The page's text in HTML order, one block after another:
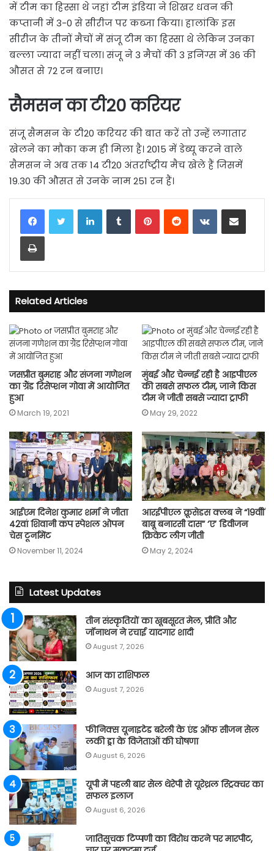
में टीम का हिस्सा थे जहां टीम इंडिया ने शिखर धवन की
कप्तानी में 3-0 से सीरीज पर कब्जा किया। हालांकि इस
सीरीज के तीनों मैचों में संजू टीम का हिस्सा थे लेकिन उनका
बल्ला ज्यादा नहीं चला। संजू ने 3 मैचों की 3 इनिंग्स में 36 की
औसत से 72 रन बनाए।
सैमसन का टी20 करियर
संजू सैमसन के टी20 करियर की बात करें तो उन्हें लगातार
खेलने का मौका कम ही मिला है। 2015 में डेब्यू करने वाले
सैमसन ने अब तक 14 टी20 अंतर्राष्ट्रीय मैच खेले हैं जिसमें
19.30 की औसत से उनके नाम 251 रन हैं।
LinkedInTumblrPinterestReddit VKontakteShare via Email
Print
Related Articles
जसप्रीत बुमराह और संजना गणेशन
का ग्रैंड रिसेप्शन गोवा में आयोजित
हुआ
March 19, 2021
मुंबई और चेन्नई रही है आइपीएल
की सबसे सफल टीम, जाने किस
टीम ने जीती सबसे ज्यादा ट्राफी
May 29, 2022
आईएम दिनेश कुमार शर्मा ने जीता
42वां शिवानी कप स्पेशल ओपन
चेस टूर्नामेंट
November 11, 2024
आरईपीएल क्रूसेडस क्लब ने “19वीीं
बाबू बनारसी दास” ‘ए’ डिवीजन
क्रिकेट लीग जीती
May 2, 2024
Latest Updates
तीन संस्कृतियों का खूबसूरत मेल, प्रीति और
जॉनाथन ने रचाई यादगार शादी
August 7, 2026
आज का राशिफल
August 7, 2026
फीनिक्स यूनाइटेड बरेली के एंड ऑफ सीजन सेल
लकी ड्रा के विजेताओं की घोषणा
August 6, 2026
यूपी में पहली बार सेल थेरेपी से यूरेथ्रल स्ट्रिक्चर का
सफल इलाज
August 6, 2026
जातिसूचक टिप्पणी का विरोध करने पर मारपीट,